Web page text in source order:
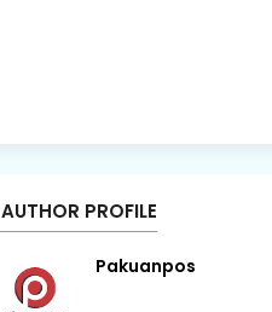
AUTHOR PROFILE
Pakuanpos